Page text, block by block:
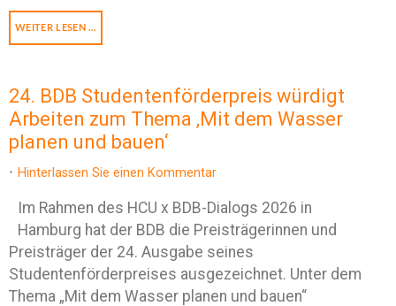
WEITER LESEN …
24. BDB Studentenförderpreis würdigt
Arbeiten zum Thema ‚Mit dem Wasser
planen und bauen‘
Hinterlassen Sie einen Kommentar
Im Rahmen des HCU x BDB-Dialogs 2026 in
Hamburg hat der BDB die Preisträgerinnen und
Preisträger der 24. Ausgabe seines
Studentenförderpreises ausgezeichnet. Unter dem
Thema „Mit dem Wasser planen und bauen“